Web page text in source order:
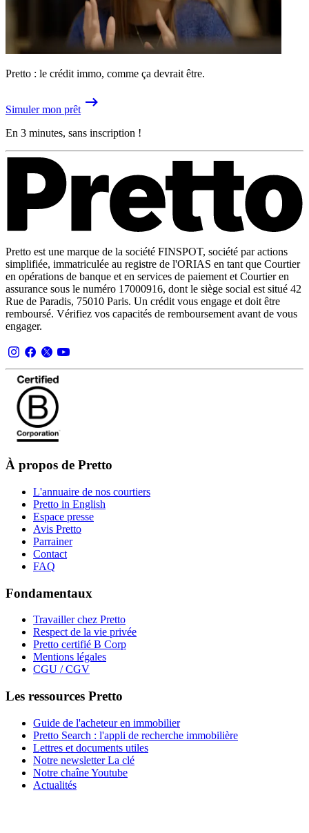
Pretto : le crédit immo, comme ça devrait être.
Simuler mon prêt
En 3 minutes, sans inscription !
Pretto est une marque de la société FINSPOT, société par actions
simplifiée, immatriculée au registre de l'ORIAS en tant que Courtier
en opérations de banque et en services de paiement et Courtier en
assurance sous le numéro 17000916, dont le siège social est situé 42
Rue de Paradis, 75010 Paris. Un crédit vous engage et doit être
remboursé. Vérifiez vos capacités de remboursement avant de vous
engager.
À propos de Pretto
L'annuaire de nos courtiers
Pretto in English
Espace presse
Avis Pretto
Parrainer
Contact
FAQ
Fondamentaux
Travailler chez Pretto
Respect de la vie privée
Pretto certifié B Corp
Mentions légales
CGU / CGV
Les ressources Pretto
Guide de l'acheteur en immobilier
Pretto Search : l'appli de recherche immobilière
Lettres et documents utiles
Notre newsletter La clé
Notre chaîne Youtube
Actualités